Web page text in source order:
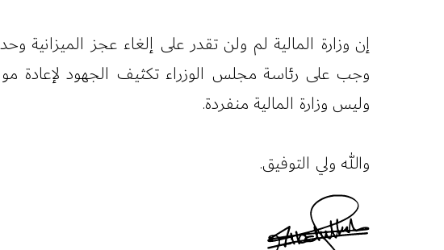
إن وزارة المالية لم ولن تقدر على إلغاء عجز الميزانية
وجب على رئاسة مجلس الوزراء تكثيف الجهود لإعادة
وليس وزارة المالية منفردة.
والله ولي التوفيق.